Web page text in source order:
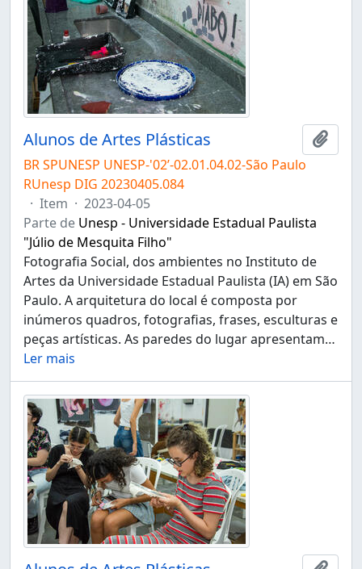
Alunos de Artes Plásticas
BR SPUNESP UNESP-'02’-02.01.04.02-São Paulo
RUnesp DIG 20230405.084
· Item · 2023-04-05
Parte de Unesp - Universidade Estadual Paulista
"Júlio de Mesquita Filho"
Fotografia Social, dos ambientes no Instituto de
Artes da Universidade Estadual Paulista (IA) em São
Paulo. A arquitetura do local é composta por
inúmeros quadros, fotografias, frases, esculturas e
peças artísticas. As paredes do lugar apresentam…
Ler mais